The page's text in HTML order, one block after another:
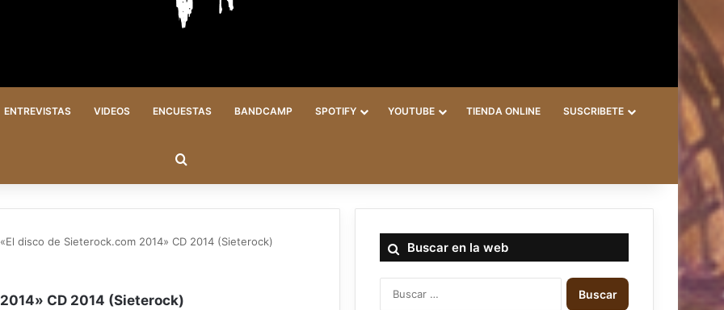
ENTREVISTAS VIDEOS ENCUESTAS BANDCAMP SPOTIFY YOUTUBE TIENDA ONLINE SUSCRIBETE
«El disco de Sieterock.com 2014» CD 2014 (Sieterock)
CD 2014 (Sieterock)
Buscar en la web
B
u